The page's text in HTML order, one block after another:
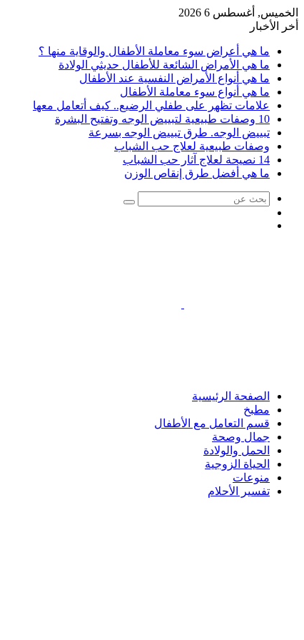
الخميس, أغسطس 6 2026
أخر الأخبار
ما هي أعراض سوء معاملة الأطفال والوقاية منها ؟
ما هي الأمراض الشائعة للأطفال حديثي الولادة
ما هي أنواع الأمراض النفسية عند الأطفال
ما هي أنواع سوء معاملة الأطفال
علامات تظهر على طفلي الرضيع.. كيف أتعامل معها
10 وصفات طبيعية لتبييض الوجه وتفتيح البشرة
تبييض الوجه. طرق تبييض الوجه بسرعة
وصفات طبيعية لعلاج حب الشباب
14 نصيحة لعلاج آثار حب الشباب
ما هي أفضل طرق إنقاص الوزن
بحث
الصفحة الرئيسية
مطبخ
قسم التعامل مع الأطفال
جمال وصحة
الحمل والولادة
الحياة الزوجية
منوعات
تفسير الأحلام